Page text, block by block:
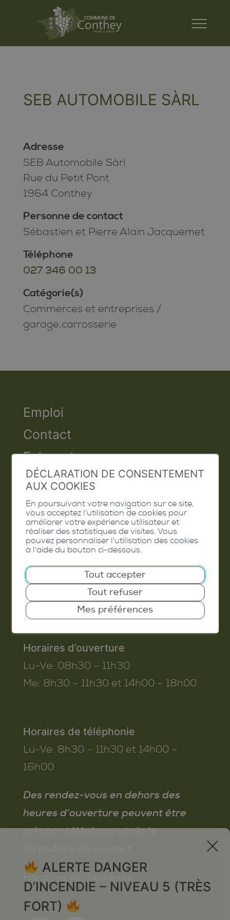
SEB AUTOMOBILE SÀRL
Adresse
SEB Automobile Sàrl
Rue du Petit Pont
1964 Conthey
Personne de contact
Sébastien et Pierre Alain Jacquemet
Téléphone
027 346 00 13
Catégorie(s)
Commerces et entreprises /
garage,carrosserie
Emploi
Contact
Extranet
Valais Excellence
Commune de Conthey
Route de Savoie 54
1975 St-Séverin
T. 027 345 45 45
info@conthey.ch
Horaires d’ouverture
Lu-Ve: 08h30 – 11h30
Me: 8h30 – 11h30 et 14h00 – 18h00
Horaires de téléphonie
Lu-Ve: 8h30 – 11h30 et 14h00 –
16h00
Des rendez-vous en dehors des
heures d’ouverture peuvent être
pris par téléphone et via le
Horaires déchetteries
x
ALERTE DANGER
D’INCENDIE – NIVEAU 5 (TRÈS
FORT)
DÉCLARATION DE CONSENTEMENT
AUX COOKIES
En poursuivant votre navigation sur ce site,
vous acceptez l'utilisation de cookies pour
améliorer votre expérience utilisateur et
réaliser des statistiques de visites. Vous
pouvez personnaliser l'utilisation des cookies
à l'aide du bouton ci-dessous.
Tout accepter
Tout refuser
Mes préférences